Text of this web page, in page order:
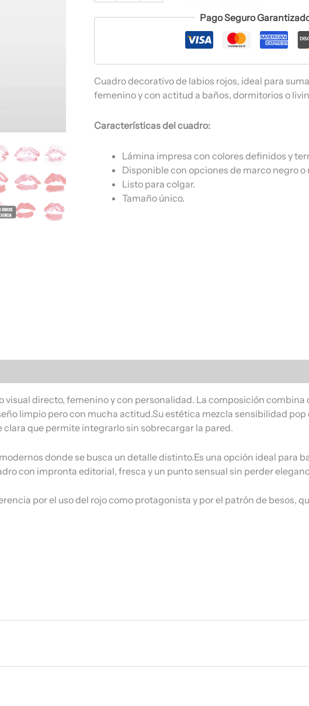
Pago Seguro
Cuadro decorativo de labios rojos, ideal para
femenino y con actitud a baños, dormitorios o
Características del cuadro:
Lámina impresa con colores definidos y
Disponible con opciones de marco negro o
Listo para colgar.
Tamaño único.
visual directo, femenino y con personalidad. La composición
limpio pero con mucha actitud.Su estética mezcla sensibilidad pop
que permite integrarlo sin sobrecargar la pared.
donde se busca un detalle distinto.Es una opción ideal para
con impronta editorial, fresca y un punto sensual sin perder
por el uso del rojo como protagonista y por el patrón de besos,